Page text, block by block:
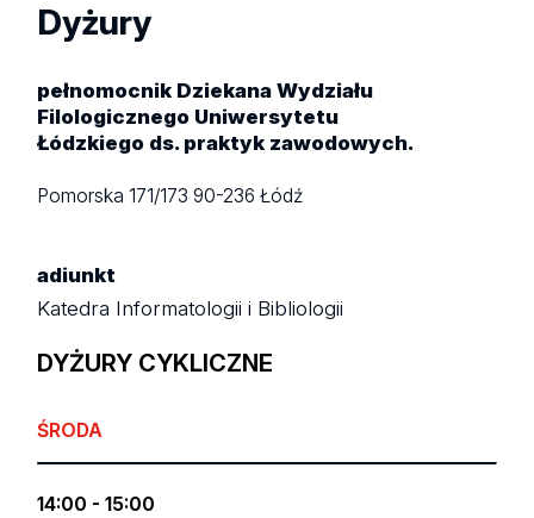
Dyżury
pełnomocnik Dziekana Wydziału
Filologicznego Uniwersytetu
Łódzkiego ds. praktyk zawodowych.
Pomorska 171/17390-236 Łódź
adiunkt
Katedra Informatologii i Bibliologii
DYŻURY CYKLICZNE
ŚRODA
14:00 - 15:00